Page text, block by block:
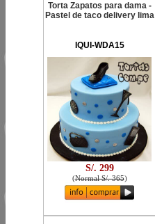
Torta Zapatos para dama -
Pastel de taco delivery lima
IQUI-WDA15
S/. 299
(Normal S/. 365)